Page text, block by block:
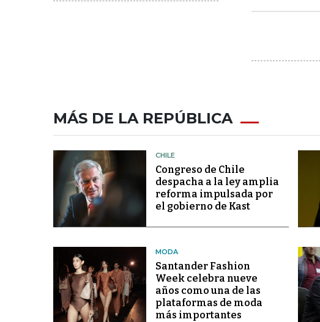
MÁS DE LA REPÚBLICA
CHILE
Congreso de Chile
despacha a la ley amplia
reforma impulsada por
el gobierno de Kast
MODA
Santander Fashion
Week celebra nueve
años como una de las
plataformas de moda
más importantes